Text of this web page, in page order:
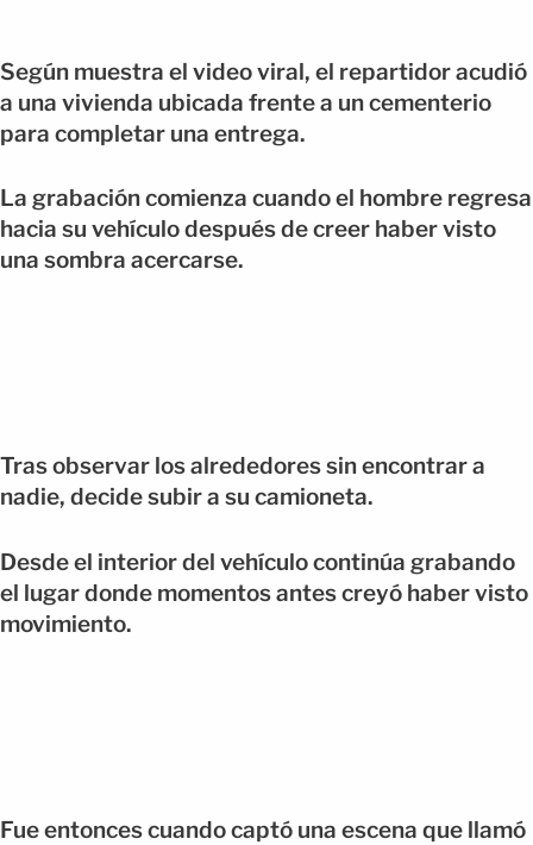
Según muestra el video viral, el repartidor acudió
a una vivienda ubicada frente a un cementerio
para completar una entrega.
La grabación comienza cuando el hombre regresa
hacia su vehículo después de creer haber visto
una sombra acercarse.
Tras observar los alrededores sin encontrar a
nadie, decide subir a su camioneta.
Desde el interior del vehículo continúa grabando
el lugar donde momentos antes creyó haber visto
movimiento.
Fue entonces cuando captó una escena que llamó